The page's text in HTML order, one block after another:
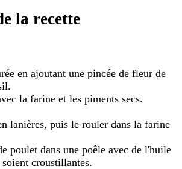
la recette
en ajoutant une pincée de fleur de
la farine et les piments secs.
lanières, puis le rouler dans la farine
poulet dans une poêle avec de l'huile
croustillantes.